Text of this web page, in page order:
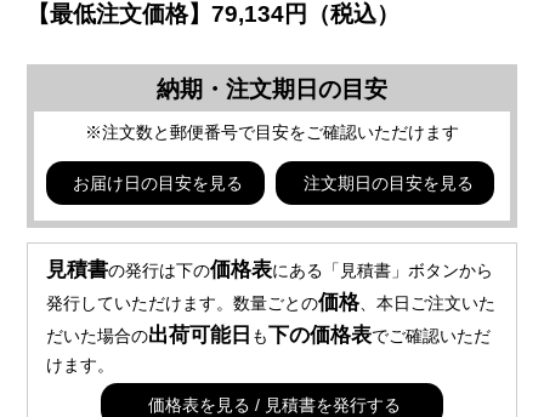
【最低注文価格】79,134円（税込）
納期・注文期日の目安
※注文数と郵便番号で目安をご確認いただけます
お届け日の目安を見る 注文期日の目安を見る
見積書の発行は下の価格表にある「見積書」ボタンから
発行していただけます。数量ごとの価格、本日ご注文いた
だいた場合の出荷可能日 も下の価格表でご確認いただ
けます。
価格表を見る / 見積書を発行する